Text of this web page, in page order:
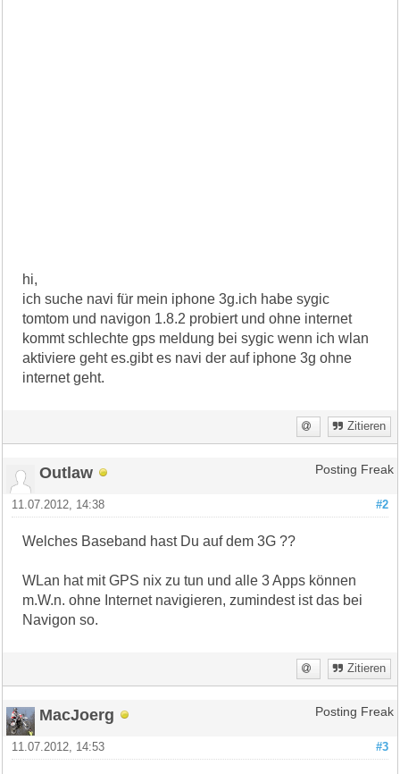
hi,
ich suche navi für mein iphone 3g.ich habe sygic
tomtom und navigon 1.8.2 probiert und ohne internet
kommt schlechte gps meldung bei sygic wenn ich wlan
aktiviere geht es.gibt es navi der auf iphone 3g ohne
internet geht.
Zitieren
Outlaw Posting Freak
#2
11.07.2012, 14:38
Welches Baseband hast Du auf dem 3G ??
WLan hat mit GPS nix zu tun und alle 3 Apps können
m.W.n. ohne Internet navigieren, zumindest ist das bei
Navigon so.
Zitieren
MacJoerg Posting Freak
#3
11.07.2012, 14:53